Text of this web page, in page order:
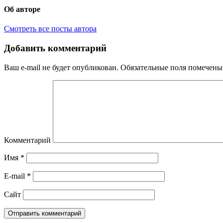
Об авторе
Смотреть все посты автора
Добавить комментарий
Ваш e-mail не будет опубликован. Обязательные поля
Комментарий
Имя *
E-mail *
Сайт